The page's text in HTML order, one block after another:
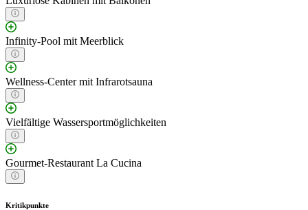
Infinity-Pool mit Meerblick
Wellness-Center mit Infrarotsauna
Vielfältige Wassersportmöglichkeiten
Gourmet-Restaurant La Cucina
Kritikpunkte